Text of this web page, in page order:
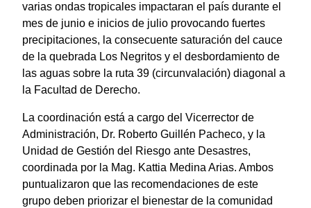
varias ondas tropicales impactaran el país durante el
mes de junio e inicios de julio provocando fuertes
precipitaciones, la consecuente saturación del cauce
de la quebrada Los Negritos y el desbordamiento de
las aguas sobre la ruta 39 (circunvalación) diagonal a
la Facultad de Derecho.
La coordinación está a cargo del Vicerrector de
Administración, Dr. Roberto Guillén Pacheco, y la
Unidad de Gestión del Riesgo ante Desastres,
coordinada por la Mag. Kattia Medina Arias. Ambos
puntualizaron que las recomendaciones de este
grupo deben priorizar el bienestar de la comunidad